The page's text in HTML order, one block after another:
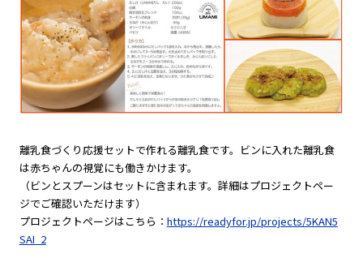
離乳食づくり応援セットで作れる離乳食です。ビンに入れた離乳食
は赤ちゃんの視覚にも働きかけます。
（ビンとスプーンはセットに含まれます。詳細はプロジェクトペー
ジでご確認いただけます）
プロジェクトページはこちら： https://readyfor.jp/projects/5KAN5
SAI_2